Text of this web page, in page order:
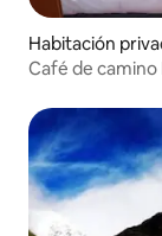
Habitación
Café de